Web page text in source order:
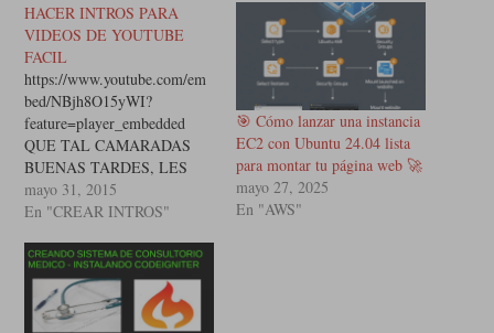
HACER INTROS PARA
VIDEOS DE YOUTUBE
FACIL
https://www.youtube.com/em
bed/NBjh8O15yWI?
feature=player_embedded
QUE TAL CAMARADAS
BUENAS TARDES, LES
DEJO UN VIDEO PARA
HACER INTROS PARA SUS
MANERA FACIL Y
GRATUITA. PUEDEN
DESCARGAR EL
PROGRAMA EN LA
mayo 31, 2015
En "CREAR INTROS"
🎯 Cómo lanzar una instancia
EC2 con Ubuntu 24.04 lista
para montar tu página web 🚀
mayo 27, 2025
En "AWS"